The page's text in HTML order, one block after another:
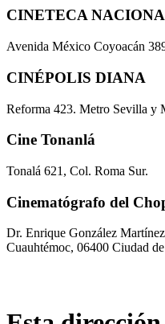
CINETECA
Avenida México Coyoacán
CINÉPOLIS DIANA
Reforma 423. Metro Sevilla y
Cine Tonanlá
Tonalá 621, Col. Roma Sur.
Cinematógrafo del
Dr. Enrique González
Cuauhtémoc, 06400 Ciudad